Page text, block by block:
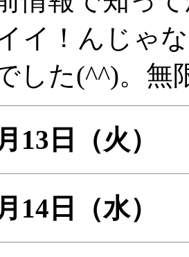
イ！んじゃ
した(^^)。無
13日 （火）
14日 （水）